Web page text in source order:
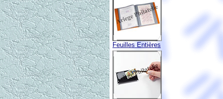
Feuilles Entières